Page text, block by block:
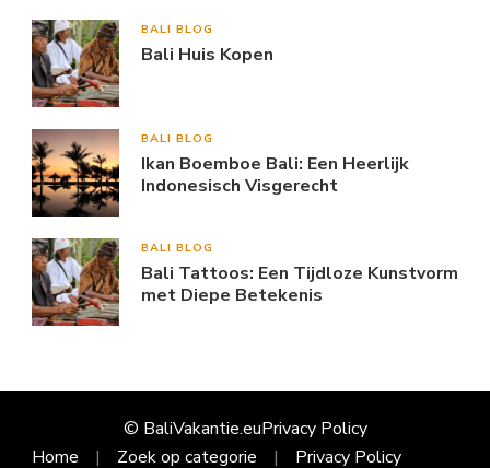
BALI BLOG
Bali Huis Kopen
BALI BLOG
Ikan Boemboe Bali: Een Heerlijk
Indonesisch Visgerecht
BALI BLOG
Bali Tattoos: Een Tijdloze Kunstvorm
met Diepe Betekenis
© BaliVakantie.euPrivacy Policy
Home
Zoek op categorie Privacy Policy